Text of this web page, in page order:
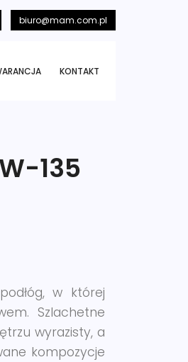
biuro@mam.com.pl
KONTAKT
135
w której
Szlachetne
wyrazisty, a
kompozycje